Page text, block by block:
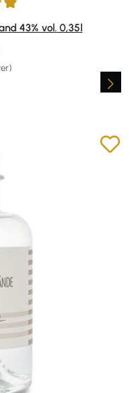
von 5 Sternen
43% vol. 0,35l
Preis: